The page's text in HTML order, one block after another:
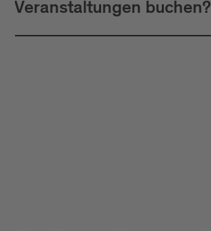
Veranstaltungen buchen?